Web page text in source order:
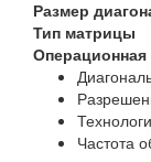
Размер
Тип матрицы
Операционная
Частота